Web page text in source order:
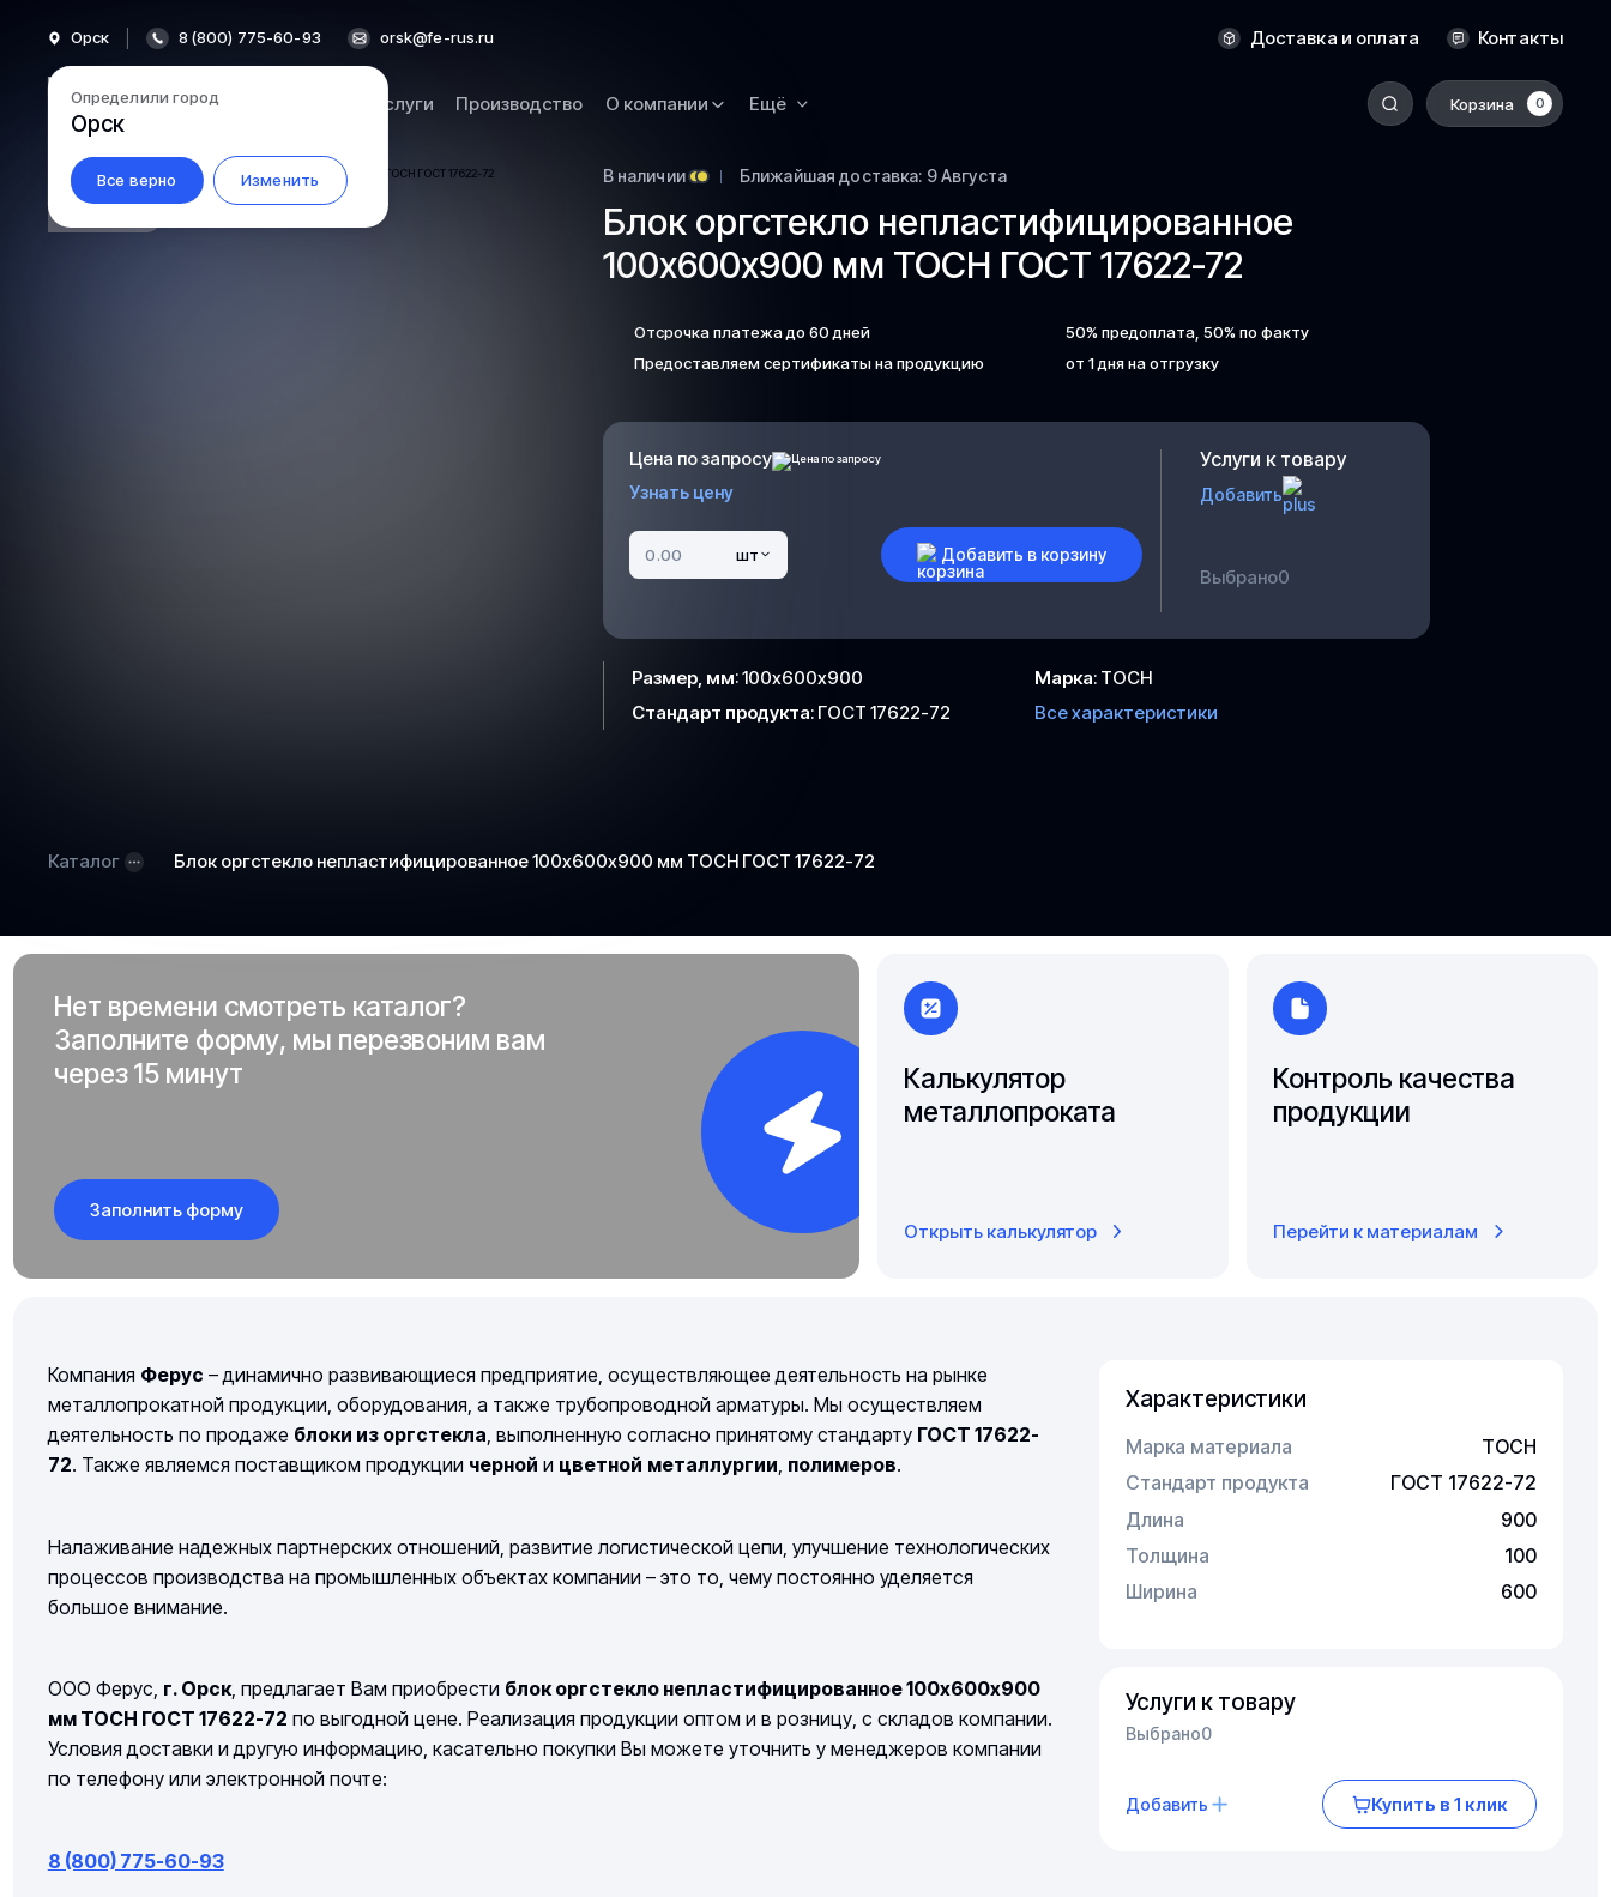
Орск
Определили город
Орск
Все верно Изменить
8 (800) 775-60-93 orsk@fe-rus.ru Доставка и оплата Контакты
Каталог Услуги Производство О компании Ещё Корзина 0
Оренбург
Пермь
Ростов-на-Дону
Рязань
Самара
Саратов
Улан-Удэ
Уссурийск
Чита
Якутск
5.2-210
В наличии Ближайшая доставка: 9 Августа
Блок оргстекло непластифицированное
100х600х900 мм ТОСН ГОСТ 17622-72
Отсрочка платежа до 60 дней
50% предоплата, 50% по факту
Предоставляем сертификаты на продукцию
от 1 дня на отгрузку
Цена по запросу
Узнать цену
шт Добавить в корзину
Услуги к товару
Добавить
Выбрано0
Размер, мм:100х600х900 Марка: ТОСН
Стандарт продукта: ГОСТ 17622-72 Все характеристики
Каталог Блок оргстекло непластифицированное 100х600х900 мм ТОСН ГОСТ 17622-72
Нет времени смотреть каталог?
Заполните форму, мы перезвоним вам
через 15 минут
Заполнить форму
Калькулятор
металлопроката
Открыть калькулятор
Контроль качества
продукции
Перейти к материалам
Компания Ферус – динамично развивающиеся предприятие, осуществляющее деятельность на рынке
металлопрокатной продукции, оборудования, а также трубопроводной арматуры. Мы осуществляем
деятельность по продаже блоки из оргстекла , выполненную согласно принятому стандарту ГОСТ 17622-
72. Также являемся поставщиком продукции черной и цветной металлургии полимеров.
Налаживание надежных партнерских отношений, развитие логистической цепи, улучшение технологических
процессов производства на промышленных объектах компании – это то, чему постоянно уделяется
большое внимание.
ООО Ферус, г. Орск, предлагает Вам приобрести блок оргстекло непластифицированное 100х600х900
мм ТОСН ГОСТ 17622-72 по выгодной цене. Реализация продукции оптом и в розницу, с складов компании.
Условия доставки и другую информацию, касательно покупки Вы можете уточнить у менеджеров компании
по телефону или электронной почте:
8 (800) 775-60-93
Характеристики
Марка материала
ТОСН
Стандарт продукта
ГОСТ 17622-72
Длина
900
Толщина
100
Ширина
600
Услуги к товару
Выбрано0
Добавить Купить в 1 клик